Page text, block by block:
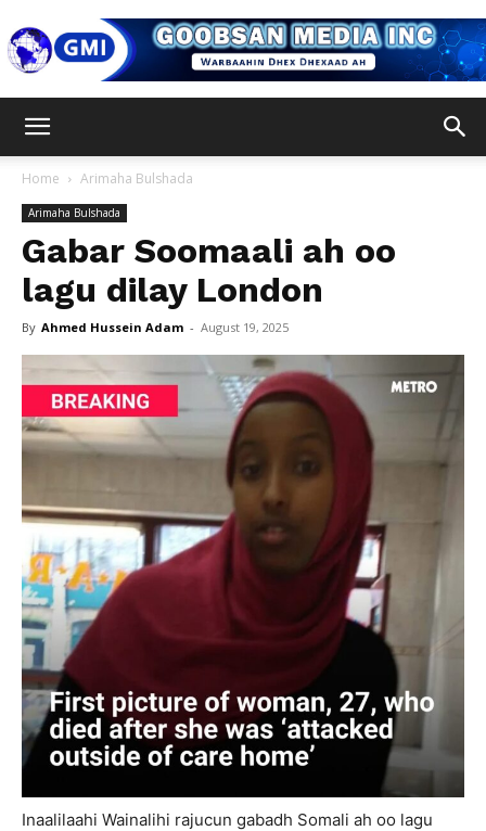
Inc
Home Arimaha Bulshada
Arimaha Bulshada
Gabar Soomaali ah oo
lagu dilay London
By Ahmed Hussein Adam - August 19, 2025
Inaalilaahi Wainalihi rajucun gabadh Somali ah oo lagu